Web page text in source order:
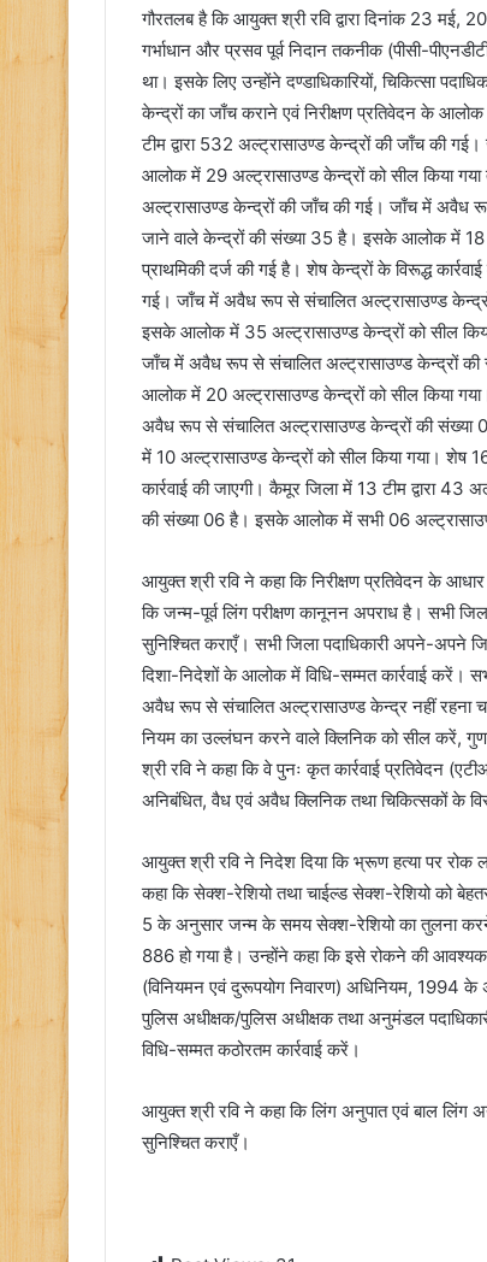
गौरतलब है कि आयुक्त श्री रवि द्वारा दिनांक 23 मई,
गर्भाधान और प्रसव पूर्व निदान तकनीक (पीसी-
था। इसके लिए उन्होंने दण्डाधिकारियों, चिकित्सा
केन्द्रों का जाँच कराने एवं निरीक्षण प्रतिवेदन के
टीम द्वारा 532 अल्ट्रासाउण्ड केन्द्रों की जाँच की
आलोक में 29 अल्ट्रासाउण्ड केन्द्रों को सील किया गया
अल्ट्रासाउण्ड केन्द्रों की जाँच की गई। जाँच में अवैध
जाने वाले केन्द्रों की संख्या 35 है। इसके आलोक में 18
प्राथमिकी दर्ज की गई है। शेष केन्द्रों के विरूद्ध
गई। जाँच में अवैध रूप से संचालित अल्ट्रासाउण्ड
इसके आलोक में 35 अल्ट्रासाउण्ड केन्द्रों को सील
जाँच में अवैध रूप से संचालित अल्ट्रासाउण्ड केन्द्रों की
आलोक में 20 अल्ट्रासाउण्ड केन्द्रों को सील किया
अवैध रूप से संचालित अल्ट्रासाउण्ड केन्द्रों की संख्या
में 10 अल्ट्रासाउण्ड केन्द्रों को सील किया गया। शेष
कार्रवाई की जाएगी। कैमूर जिला में 13 टीम द्वारा
की संख्या 06 है। इसके आलोक में सभी 06
आयुक्त श्री रवि ने कहा कि निरीक्षण प्रतिवेदन के
कि जन्म-पूर्व लिंग परीक्षण कानूनन अपराध है। सभी
सुनिश्चित कराएँ। सभी जिला पदाधिकारी अपने-अपने
दिशा-निदेशों के आलोक में विधि-सम्मत कार्रवाई करें।
अवैध रूप से संचालित अल्ट्रासाउण्ड केन्द्र नहीं रहना
नियम का उल्लंघन करने वाले क्लिनिक को सील करें,
श्री रवि ने कहा कि वे पुनः कृत कार्रवाई प्रतिवेदन
अनिबंधित, वैध एवं अवैध क्लिनिक तथा चिकित्सकों के
आयुक्त श्री रवि ने निदेश दिया कि भ्रूण हत्या पर
कहा कि सेक्श-रेशियो तथा चाईल्ड सेक्श-रेशियो को
5 के अनुसार जन्म के समय सेक्श-रेशियो का तुलना
886 हो गया है। उन्होंने कहा कि इसे रोकने की
(विनियमन एवं दुरूपयोग निवारण) अधिनियम, 1994 के
पुलिस अधीक्षक/पुलिस अधीक्षक तथा अनुमंडल
विधि-सम्मत कठोरतम कार्रवाई करें।
आयुक्त श्री रवि ने कहा कि लिंग अनुपात एवं बाल लिंग
सुनिश्चित कराएँ।